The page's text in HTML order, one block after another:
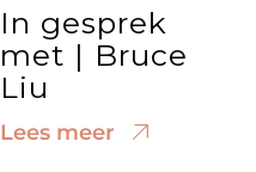
In gesprek
met | Bruce
Liu
Lees meer